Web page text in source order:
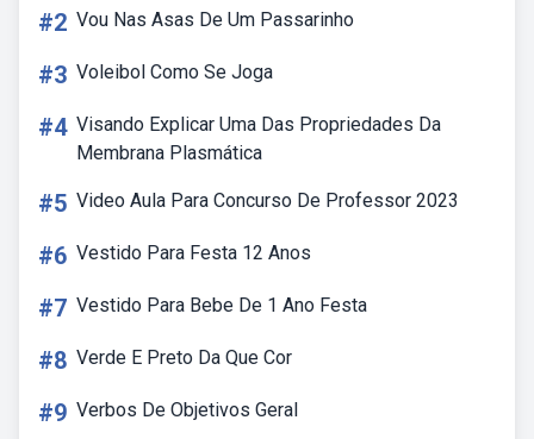
#2 Vou Nas Asas De Um Passarinho
#3 Voleibol Como Se Joga
#4 Visando Explicar Uma Das Propriedades Da
Membrana Plasmática
#5 Video Aula Para Concurso De Professor 2023
#6 Vestido Para Festa 12 Anos
#7 Vestido Para Bebe De 1 Ano Festa
#8 Verde E Preto Da Que Cor
#9 Verbos De Objetivos Geral